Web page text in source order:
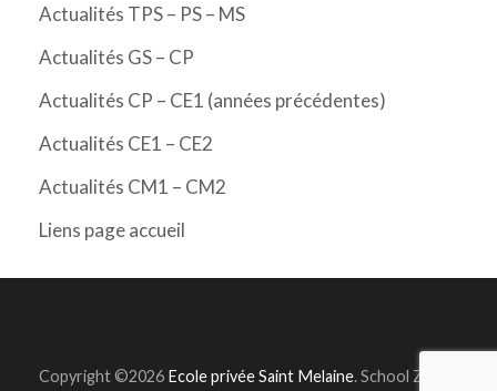
Actualités TPS – PS – MS
Actualités GS – CP
Actualités CP – CE1 (années précédentes)
Actualités CE1 – CE2
Actualités CM1 – CM2
Liens page accueil
Copyright ©2026 Ecole privée Saint Melaine. School Zone |